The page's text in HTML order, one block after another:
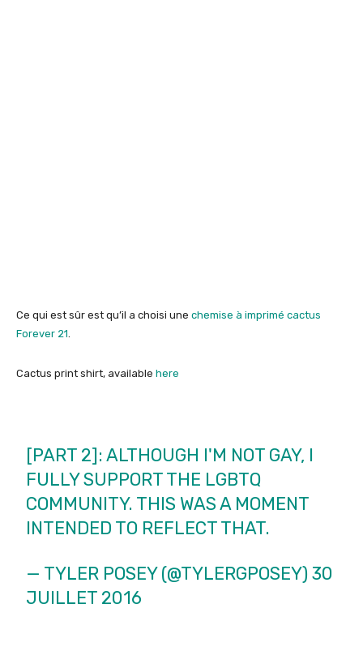
Ce qui est sûr est qu’il a choisi une chemise à imprimé cactus
Forever 21.
Cactus print shirt, available here
[PART 2]: ALTHOUGH I'M NOT GAY, I
FULLY SUPPORT THE LGBTQ
COMMUNITY. THIS WAS A MOMENT
INTENDED TO REFLECT THAT.
— TYLER POSEY (@TYLERGPOSEY)30
JUILLET 2016